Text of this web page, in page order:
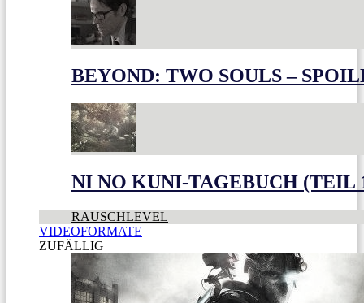
BEYOND: TWO SOULS –
NI NO KUNI-TAGEBUCH (TEIL
RAUSCHLEVEL
VIDEOFORMATE
ZUFÄLLIG